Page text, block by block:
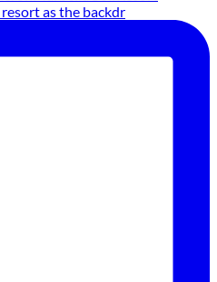
as the backdr